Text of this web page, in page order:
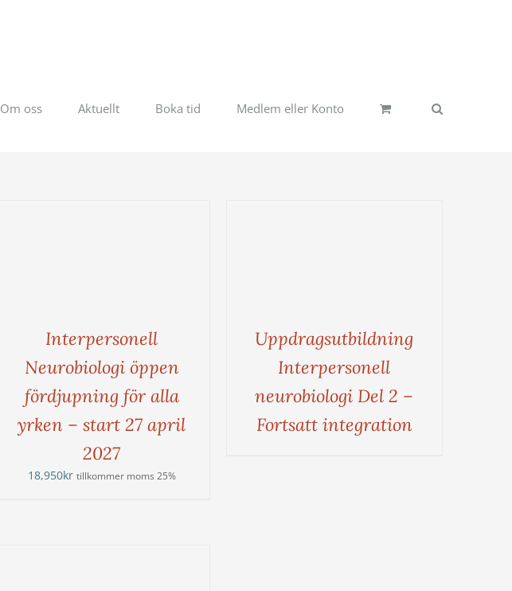
Om oss Aktuellt Boka tid Medlem eller Konto
Interpersonell
Neurobiologi öppen
fördjupning för alla
yrken – start 27 april
2027
18,950kr tillkommer moms 25%
Uppdragsutbildning
Interpersonell
neurobiologi Del 2 –
Fortsatt integration